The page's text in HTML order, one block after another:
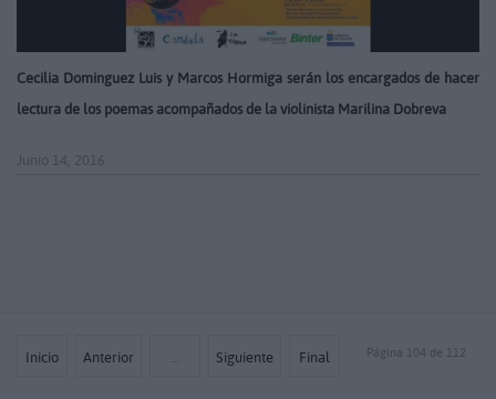
Cecilia Dominguez Luis y Marcos Hormiga serán los encargados de hacer
lectura de los poemas acompañados de la violinista Marilina Dobreva
Junio 14, 2016
Inicio Anterior … Siguiente Final Página 104 de 112